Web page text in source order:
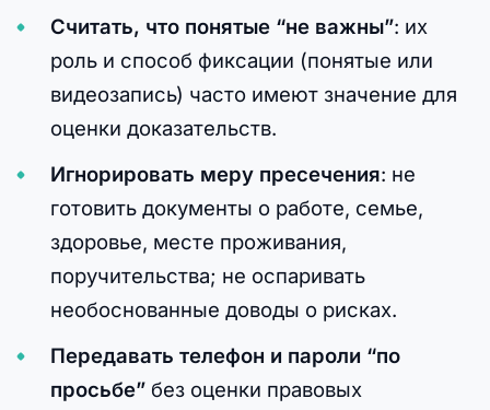
Считать, что понятые “не важны”: их
роль и способ фиксации (понятые или
видеозапись) часто имеют значение для
оценки доказательств.
Игнорировать меру пресечения: не
готовить документы о работе, семье,
здоровье, месте проживания,
поручительства; не оспаривать
необоснованные доводы о рисках.
Передавать телефон и пароли “по
просьбе”без оценки правовых